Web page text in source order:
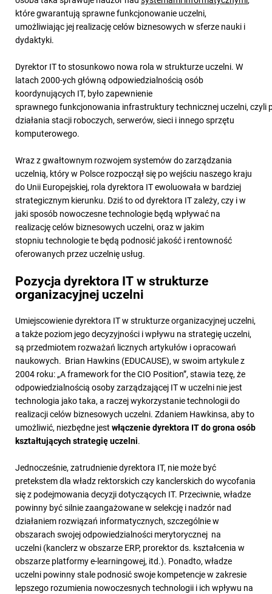
które gwarantują sprawne funkcjonowanie uczelni,
umożliwiając jej realizację celów biznesowych w sferze nauki i
dydaktyki.
Dyrektor IT to stosunkowo nowa rola w strukturze uczelni. W
latach 2000-ych główną odpowiedzialnością osób
koordynujących IT, było zapewnienie
sprawnego funkcjonowania infrastruktury technicznej uczelni, czyli
działania stacji roboczych, serwerów, sieci i innego sprzętu
komputerowego.
Wraz z gwałtownym rozwojem systemów do zarządzania
uczelnią, który w Polsce rozpoczął się po wejściu naszego kraju
do Unii Europejskiej, rola dyrektora IT ewoluowała w bardziej
strategicznym kierunku. Dziś to od dyrektora IT zależy, czy i w
jaki sposób nowoczesne technologie będą wpływać na
realizację celów biznesowych uczelni, oraz w jakim
stopniu technologie te będą podnosić jakość i rentowność
oferowanych przez uczelnię usług.
Pozycja dyrektora IT w strukturze
organizacyjnej uczelni
Umiejscowienie dyrektora IT w strukturze organizacyjnej uczelni,
a także poziom jego decyzyjności i wpływu na strategię uczelni,
są przedmiotem rozważań licznych artykułów i opracowań
naukowych. Brian Hawkins (EDUCAUSE), w swoim artykule z
2004 roku: „A framework for the CIO Position”, stawia tezę, że
odpowiedzialnością osoby zarządzającej IT w uczelni nie jest
technologia jako taka, a raczej wykorzystanie technologii do
realizacji celów biznesowych uczelni. Zdaniem Hawkinsa, aby to
umożliwić, niezbędne jest włączenie dyrektora IT do grona osób
kształtujących strategię uczelni.
Jednocześnie, zatrudnienie dyrektora IT, nie może być
pretekstem dla władz rektorskich czy kanclerskich do wycofania
się z podejmowania decyzji dotyczących IT. Przeciwnie, władze
powinny być silnie zaangażowane w selekcję i nadzór nad
działaniem rozwiązań informatycznych, szczególnie w
obszarach swojej odpowiedzialności merytorycznej na
uczelni (kanclerz w obszarze ERP, prorektor ds. kształcenia w
obszarze platformy e-learningowej, itd.). Ponadto, władze
uczelni powinny stale podnosić swoje kompetencje w zakresie
lepszego rozumienia nowoczesnych technologii i ich wpływu na